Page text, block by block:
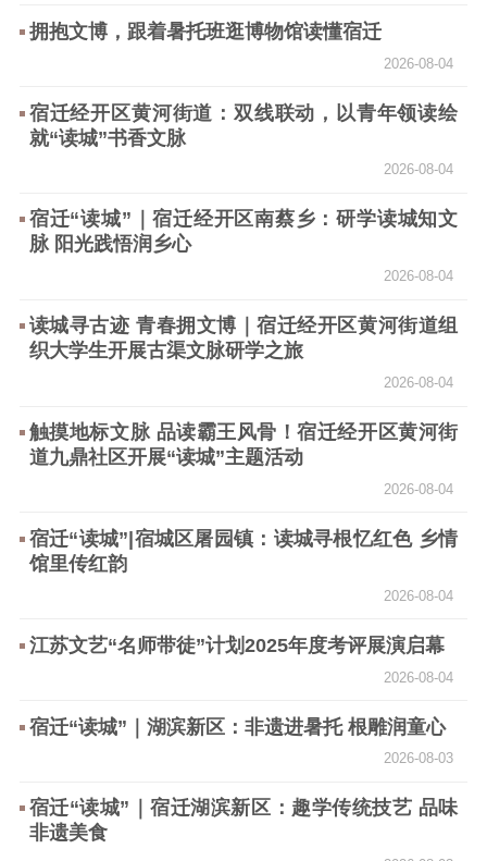
紫金人才 职称评审
公共服务
作品著作权
科研创新
服务管理平台
智库服务
文艺创作
统计分析
审读服务
案管理系统
电影
理论宣讲
习平台
拥抱文博，跟着暑托班逛博物馆读懂宿迁
2026-08-04
宿迁经开区黄河街道：双线联动，以青年领读绘
就“读城”书香文脉
2026-08-04
宿迁“读城”｜宿迁经开区南蔡乡：研学读城知文
脉 阳光践悟润乡心
2026-08-04
读城寻古迹 青春拥文博｜宿迁经开区黄河街道组
织大学生开展古渠文脉研学之旅
2026-08-04
触摸地标文脉 品读霸王风骨！宿迁经开区黄河街
道九鼎社区开展“读城”主题活动
2026-08-04
宿迁“读城”|宿城区屠园镇：读城寻根忆红色 乡情
馆里传红韵
2026-08-04
江苏文艺“名师带徒”计划2025年度考评展演启幕
2026-08-04
宿迁“读城”｜湖滨新区：非遗进暑托 根雕润童心
2026-08-03
宿迁“读城”｜宿迁湖滨新区：趣学传统技艺 品味
非遗美食